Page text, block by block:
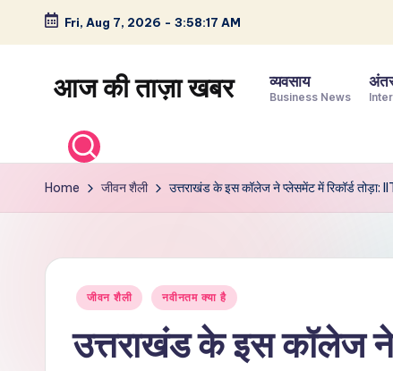
Skip
content
Fri, Aug 7, 2026 - 3:58:17 AM
आज की ताज़ा खबर
खेल,
व्यापार
व्यवसाय
Business News
Home जीवन शैली उत्तराखंड के इस कॉलेज ने प्लेसमेंट में रिकॉर्ड तोड़ा:
Posted
जीवन शैली नवीनतम क्या है
उत्तराखंड के इस कॉलेज ने